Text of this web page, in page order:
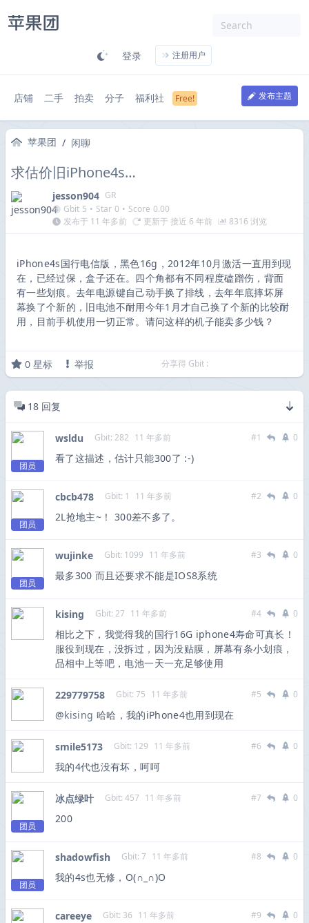
登录 注册用户
店铺 二手 拍卖 分子 福利社 发布主题
苹果团 / 闲聊
求估价旧iPhone4s…
jesson904 GR
Gbit 5 • Star 0 • Score 0.00
发布于 11 年多前
更新于 接近 6 年前 8316 浏览
iPhone4s国行电信版，黑色16g，2012年10月激活一直用到现
在，已经过保，盒子还在。四个角都有不同程度磕蹭伤，背面
有一些划痕。去年电源键自己动手换了排线，去年年底摔坏屏
幕换了个新的，旧电池不耐用今年1月才自己换了个新的比较耐
用，目前手机使用一切正常。请问这样的机子能卖多少钱？
0 星标 举报 分享得 Gbit :
18 回复
团员
wsldu Gbit: 282 11 年多前 #1 0
看了这描述，估计只能300了 :-)
团员
cbcb478 Gbit: 1 11 年多前 #2 0
2L抢地主~！ 300差不多了。
团员
wujinke Gbit: 1099 11 年多前 #3 0
最多300 而且还要求不能是IOS8系统
kising Gbit: 27 11 年多前 #4 0
相比之下，我觉得我的国行16G iphone4寿命可真长！
服役到现在，没拆过，因为没贴膜，屏幕有条小划痕，
品相中上等吧，电池一天一充足够使用
229779758 Gbit: 75 11 年多前 #5 0
@kising 哈哈，我的iPhone4也用到现在
smile5173 Gbit: 129 11 年多前 #6 0
我的4代也没有坏，呵呵
团员
冰点绿叶 Gbit: 457 11 年多前 #7 0
200
团员
shadowfish Gbit: 7 11 年多前 #8 0
我的4s也无修，O(∩_∩)O
careeye Gbit: 36 11 年多前 #9 0